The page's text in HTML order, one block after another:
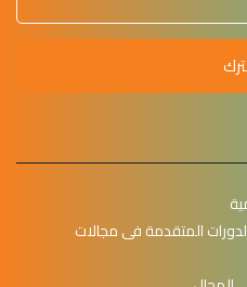
المتقدمة فى مجالات